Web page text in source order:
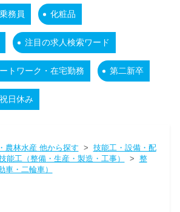
務員 化粧品
注目の求人検索ワード
トワーク・在宅勤務 第二新卒
日休み
農林水産 他から探す > 技能工・設備・配
能工（整備・生産・製造・工事） > 整
車・二輪車）